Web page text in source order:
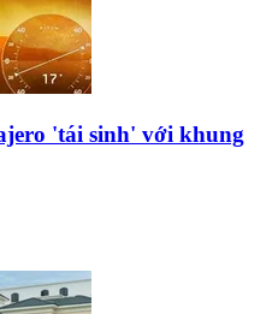
'tái sinh' với khung